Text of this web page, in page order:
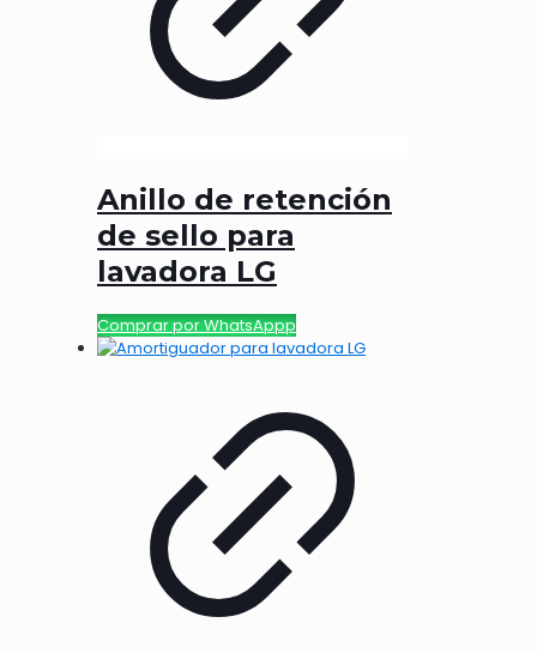
Anillo de retención
de sello para
lavadora LG
Comprar por WhatsAppp